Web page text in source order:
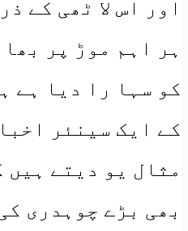
اور اس لا ٹھی کے
ہر اہم موڑ پر
کو سہا را دیا ہے
کے ایک سینئر
مثال یو دیتے ہیں
بھی بڑے چوہدری